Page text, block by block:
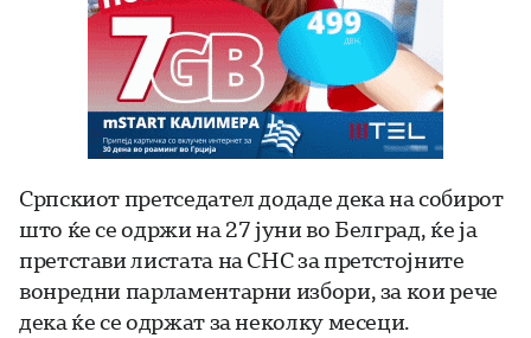
Српскиот претседател додаде дека на собирот
што ќе се одржи на 27 јуни во Белград, ќе ја
претстави листата на СНС за претстојните
вонредни парламентарни избори, за кои рече
дека ќе се одржат за неколку месеци.